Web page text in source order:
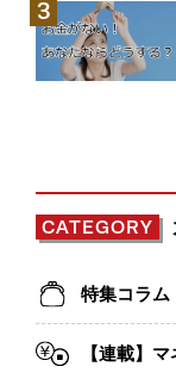
CATEGORY
特集コラム
【連載】